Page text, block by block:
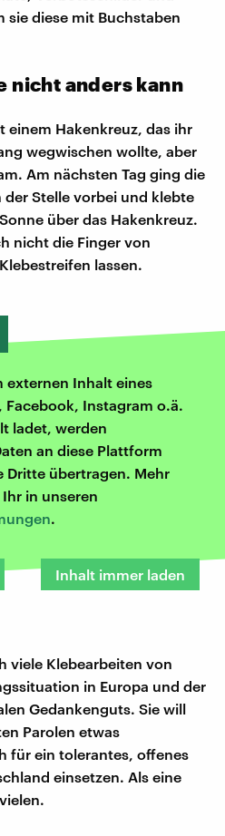
sie diese mit Buchstaben
nicht anders kann
einem Hakenkreuz, das ihr
wegwischen wollte, aber
Am nächsten Tag ging die
der Stelle vorbei und klebte
über das Hakenkreuz.
nicht die Finger von
lassen.
externen Inhalt eines
Facebook, Instagram o.ä.
ladet, werden
an diese Plattform
Dritte übertragen. Mehr
in unseren
.
Inhalt immer laden
viele Klebearbeiten von
in Europa und der
Gedankenguts. Sie will
Parolen etwas
für ein tolerantes, offenes
einsetzen. Als eine